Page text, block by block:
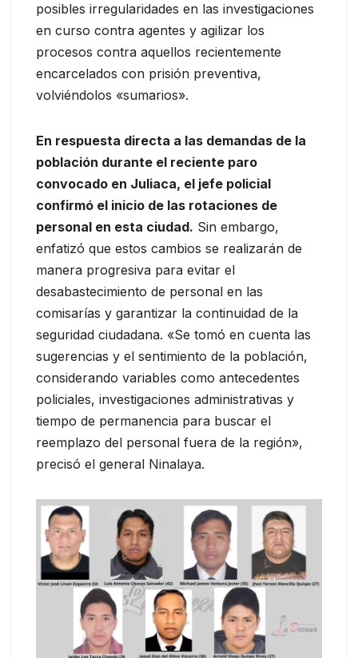
posibles irregularidades en las investigaciones
en curso contra agentes y agilizar los
procesos contra aquellos recientemente
encarcelados con prisión preventiva,
volviéndolos «sumarios».
En respuesta directa a las demandas de la
población durante el reciente paro
convocado en Juliaca, el jefe policial
confirmó el inicio de las rotaciones de
personal en esta ciudad. Sin embargo,
enfatizó que estos cambios se realizarán de
manera progresiva para evitar el
desabastecimiento de personal en las
comisarías y garantizar la continuidad de la
seguridad ciudadana. «Se tomó en cuenta las
sugerencias y el sentimiento de la población,
considerando variables como antecedentes
policiales, investigaciones administrativas y
tiempo de permanencia para buscar el
reemplazo del personal fuera de la región»,
precisó el general Ninalaya.